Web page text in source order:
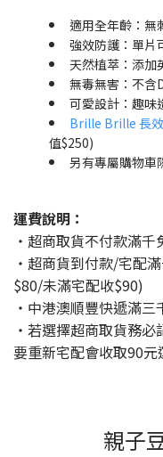
適用全年齡：無
強效防護：單片
天然植萃：添加
無毒無害：不含
可愛設計：趣味
Brille Brille 長
值$250)
另有專屬購物車
運費說明：
・超商取貨不付款滿
・超商貨到付款/宅配
$80/未滿宅配收$90)
・中港澳順豐快遞滿
・若選擇超商取貨務
要重新宅配會收取90元
親子